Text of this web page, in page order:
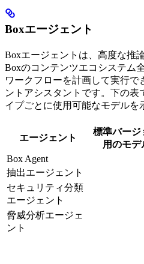
Boxエージェント
Boxエージェントは、高度な推
Boxのコンテンツエコシステム
ワークフローを計画して実行で
ントアシスタントです。下の表
イプごとに使用可能なモデルを
エージェント
標準バージ
用のモデ
Box Agent
抽出エージェント
セキュリティ分類
エージェント
脅威分析エージェ
ント